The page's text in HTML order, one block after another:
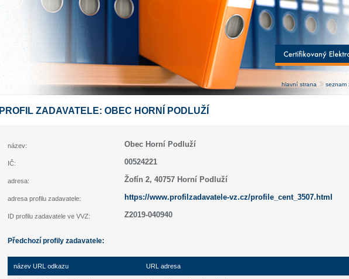
hlavní strana seznam
PROFIL ZADAVATELE: OBEC HORNÍ PODLUŽÍ
název: Obec Horní Podluží
IČ: 00524221
adresa: Žofín 2, 40757 Horní Podluží
adresa profilu zadavatele: https://www.profilzadavatele-vz.cz/profile_cent_3507.html
ID profilu zadavatele ve VVZ: Z2019-040940
Předchozí profily zadavatele:
název URL odkazu URL adresa